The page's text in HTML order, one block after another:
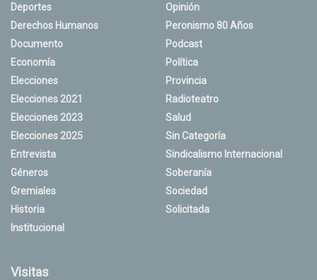
Deportes
Derechos Humanos
Documento
Economía
Elecciones
Elecciones 2021
Elecciones 2023
Elecciones 2025
Entrevista
Géneros
Gremiales
Historia
Institucional
Opinión
Peronismo 80 Años
Podcast
Política
Provincia
Radioteatro
Salud
Sin Categoría
Sindicalismo Internacional
Soberanía
Sociedad
Solicitada
Visitas